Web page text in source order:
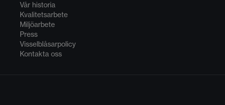
Vår historia
Kvalitetsarbete
Miljöarbete
Press
Visselblåsarpolicy
Kontakta oss